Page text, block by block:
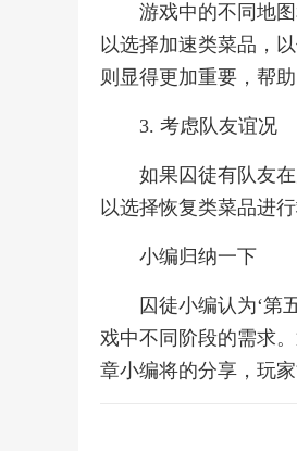
游戏中的不同地
以选择加速类菜品，
则显得更加重要，帮
3. 考虑队友谊况
如果囚徒有队友
以选择恢复类菜品进
小编归纳一下
囚徒小编认为‘第
戏中不同阶段的需求
章小编将的分享，玩